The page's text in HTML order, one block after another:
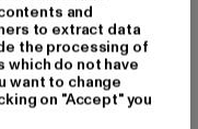
Daten umgeht, findest Du
jederzeit kostenfei
and
to extract data
the processing of
which do not have
want to change
on "Accept" you